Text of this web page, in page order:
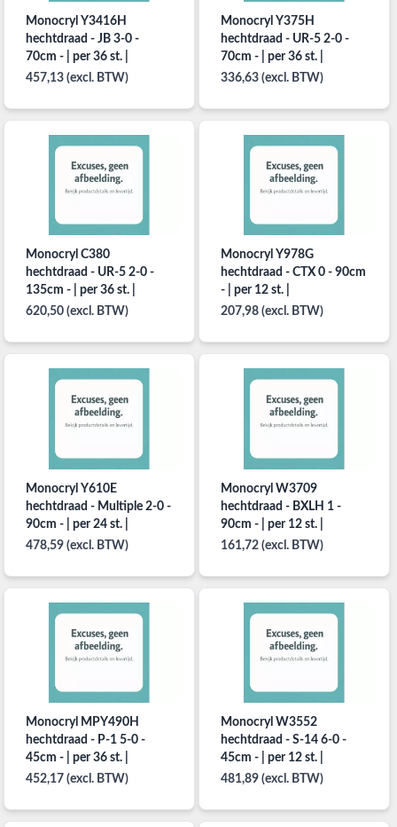
Monocryl Y3416H
hechtdraad - JB 3-0 -
70cm - | per 36 st. |
457,13 (excl. BTW)
Monocryl Y375H
hechtdraad - UR-5 2-0 -
70cm - | per 36 st. |
336,63 (excl. BTW)
Monocryl C380
hechtdraad - UR-5 2-0 -
135cm - | per 36 st. |
620,50 (excl. BTW)
Monocryl Y978G
hechtdraad - CTX 0 - 90cm
- | per 12 st. |
207,98 (excl. BTW)
Monocryl Y610E
hechtdraad - Multiple 2-0 -
90cm - | per 24 st. |
478,59 (excl. BTW)
Monocryl W3709
hechtdraad - BXLH 1 -
90cm - | per 12 st. |
161,72 (excl. BTW)
Monocryl MPY490H
hechtdraad - P-1 5-0 -
45cm - | per 36 st. |
452,17 (excl. BTW)
Monocryl W3552
hechtdraad - S-14 6-0 -
45cm - | per 12 st. |
481,89 (excl. BTW)